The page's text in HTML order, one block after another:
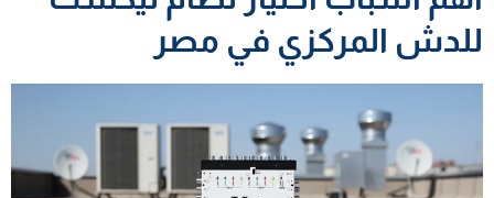
للدش المركزي في مصر